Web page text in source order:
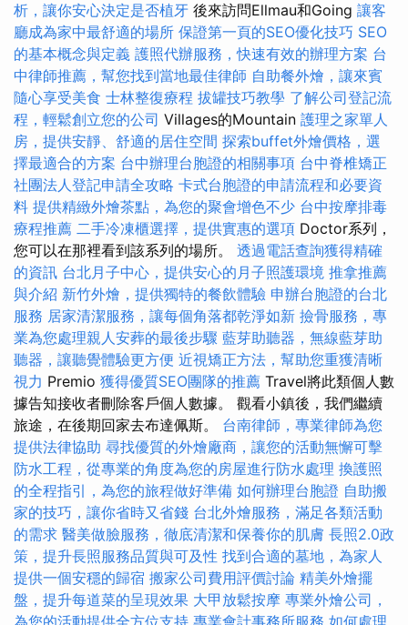
析，讓你安心決定是否植牙 後來訪問Ellmau和Going 讓客
廳成為家中最舒適的場所 保證第一頁的SEO優化技巧 SEO
的基本概念與定義 護照代辦服務，快速有效的辦理方案 台
中律師推薦，幫您找到當地最佳律師 自助餐外燴，讓來賓
隨心享受美食 士林整復療程 拔罐技巧教學 了解公司登記流
程，輕鬆創立您的公司 Villages的Mountain 護理之家單人
房，提供安靜、舒適的居住空間 探索buffet外燴價格，選
擇最適合的方案 台中辦理台胞證的相關事項 台中脊椎矯正
社團法人登記申請全攻略 卡式台胞證的申請流程和必要資
料 提供精緻外燴茶點，為您的聚會增色不少 台中按摩排毒
療程推薦 二手冷凍櫃選擇，提供實惠的選項 Doctor系列，
您可以在那裡看到該系列的場所。 透過電話查詢獲得精確
的資訊 台北月子中心，提供安心的月子照護環境 推拿推薦
與介紹 新竹外燴，提供獨特的餐飲體驗 申辦台胞證的台北
服務 居家清潔服務，讓每個角落都乾淨如新 撿骨服務，專
業為您處理親人安葬的最後步驟 藍芽助聽器，無線藍芽助
聽器，讓聽覺體驗更方便 近視矯正方法，幫助您重獲清晰
視力 Premio 獲得優質SEO團隊的推薦 Travel將此類個人數
據告知接收者刪除客戶個人數據。 觀看小鎮後，我們繼續
旅途，在後期回家去布達佩斯。 台南律師，專業律師為您
提供法律協助 尋找優質的外燴廠商，讓您的活動無懈可擊
防水工程，從專業的角度為您的房屋進行防水處理 換護照
的全程指引，為您的旅程做好準備 如何辦理台胞證 自助搬
家的技巧，讓你省時又省錢 台北外燴服務，滿足各類活動
的需求 醫美做臉服務，徹底清潔和保養你的肌膚 長照2.0政
策，提升長照服務品質與可及性 找到合適的墓地，為家人
提供一個安穩的歸宿 搬家公司費用評價討論 精美外燴擺
盤，提升每道菜的呈現效果 大甲放鬆按摩 專業外燴公司，
為您的活動提供全方位支持 專業會計事務所服務 如何處理